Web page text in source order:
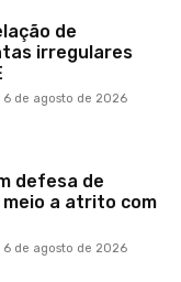
de
irregulares
6 de agosto de 2026
defesa de
a atrito com
6 de agosto de 2026